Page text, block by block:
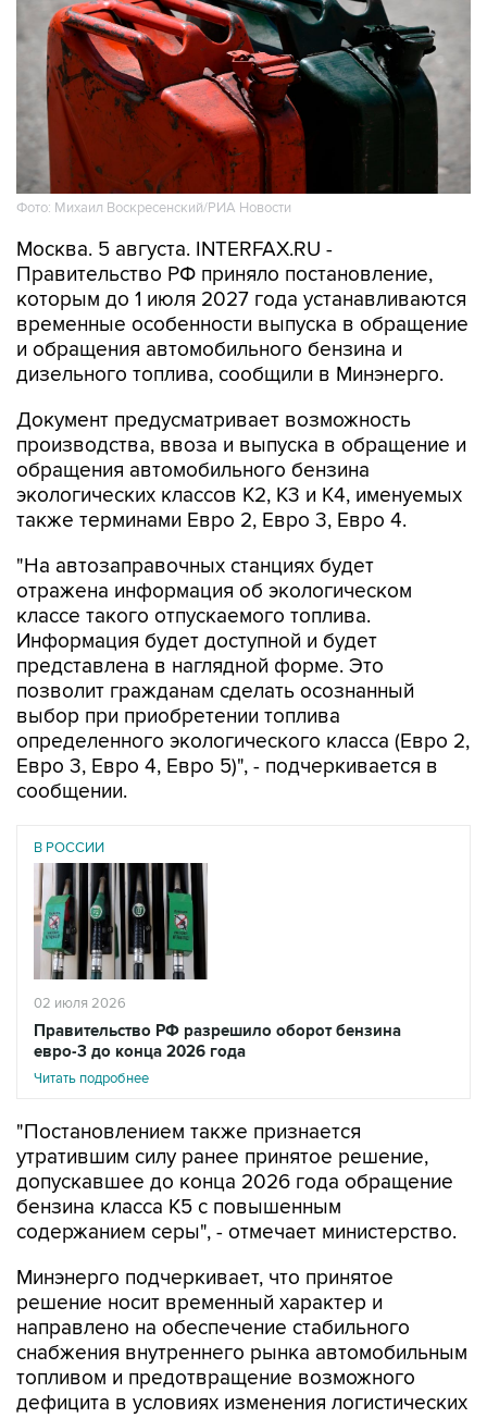
Фото: Михаил Воскресенский/РИА Новости
Москва. 5 августа. INTERFAX.RU -
Правительство РФ приняло постановление,
которым до 1 июля 2027 года устанавливаются
временные особенности выпуска в обращение
и обращения автомобильного бензина и
дизельного топлива, сообщили в Минэнерго.
Документ предусматривает возможность
производства, ввоза и выпуска в обращение и
обращения автомобильного бензина
экологических классов К2, К3 и К4, именуемых
также терминами Евро 2, Евро 3, Евро 4.
"На автозаправочных станциях будет
отражена информация об экологическом
классе такого отпускаемого топлива.
Информация будет доступной и будет
представлена в наглядной форме. Это
позволит гражданам сделать осознанный
выбор при приобретении топлива
определенного экологического класса (Евро 2,
Евро 3, Евро 4, Евро 5)", - подчеркивается в
сообщении.
В РОССИИ
02 июля 2026
Правительство РФ разрешило оборот бензина
евро-3 до конца 2026 года
Читать подробнее
"Постановлением также признается
утратившим силу ранее принятое решение,
допускавшее до конца 2026 года обращение
бензина класса К5 с повышенным
содержанием серы", - отмечает министерство.
Минэнерго подчеркивает, что принятое
решение носит временный характер и
направлено на обеспечение стабильного
снабжения внутреннего рынка автомобильным
топливом и предотвращение возможного
дефицита в условиях изменения логистических